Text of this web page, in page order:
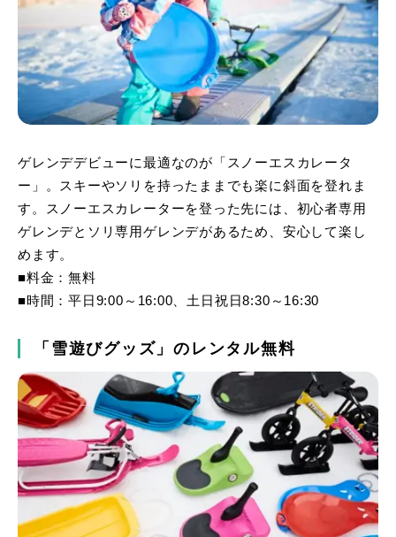
ゲレンデデビューに最適なのが「スノーエスカレータ
ー」。スキーやソリを持ったままでも楽に斜面を登れま
す。スノーエスカレーターを登った先には、初心者専用
ゲレンデとソリ専用ゲレンデがあるため、安心して楽し
めます。
■料金：無料
■時間：平日9:00～16:00、土日祝日8:30～16:30
「雪遊びグッズ」のレンタル無料